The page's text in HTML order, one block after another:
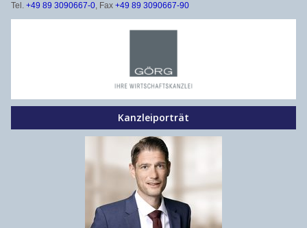
Tel. +49 89 3090667-0, Fax +49 89 3090667-90
Kanzleiporträt